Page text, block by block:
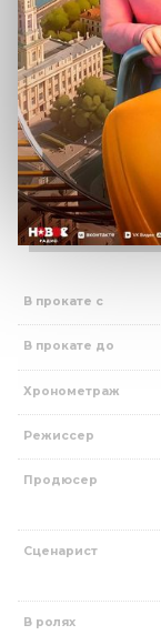
В прокате с
В прокате до
Хронометраж
Режиссер
Продюсер
Сценарист
В ролях